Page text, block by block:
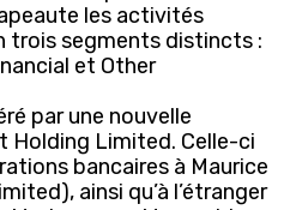
les activités
trois segments distincts :
et Other
par une nouvelle
Holding Limited. Celle-ci
bancaires à Maurice
ainsi qu’à l’étranger